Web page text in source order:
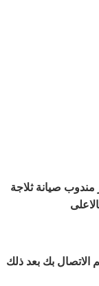
صيانة ثلاجة
بك بعد ذلك